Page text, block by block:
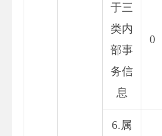
于三
类内
部事
务信
息
0
6.属